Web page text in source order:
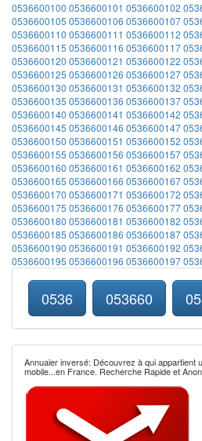
0536600100 0536600101 0536600102
0536600105 0536600106 0536600107
0536600110 0536600111 0536600112
0536600115 0536600116 0536600117
0536600120 0536600121 0536600122
0536600125 0536600126 0536600127
0536600130 0536600131 0536600132
0536600135 0536600136 0536600137
0536600140 0536600141 0536600142
0536600145 0536600146 0536600147
0536600150 0536600151 0536600152
0536600155 0536600156 0536600157
0536600160 0536600161 0536600162
0536600165 0536600166 0536600167
0536600170 0536600171 0536600172
0536600175 0536600176 0536600177
0536600180 0536600181 0536600182
0536600185 0536600186 0536600187
0536600190 0536600191 0536600192
0536600195 0536600196 0536600197
0536 053660
Annuaier inversé: Découvrez à qui appartient
mobile...en France. Recherche Rapide et